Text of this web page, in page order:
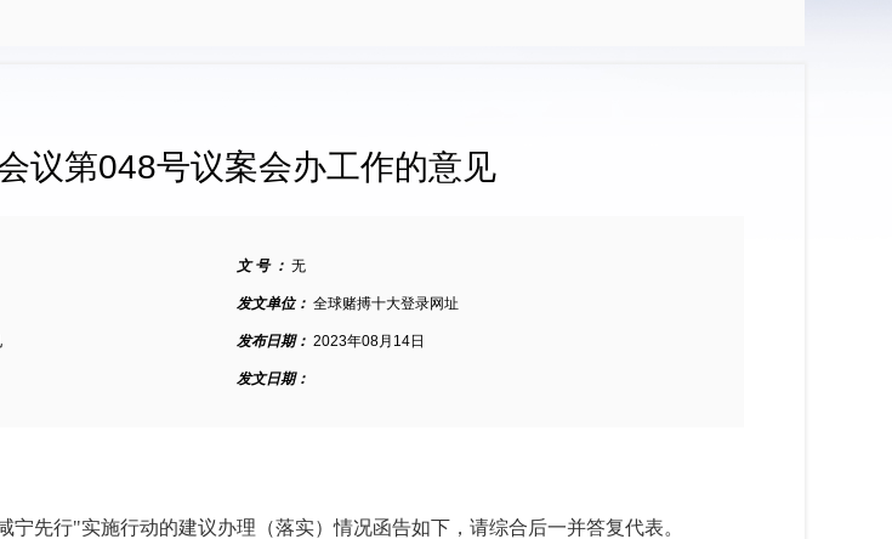
议第048号议案会办工作的意见
文 号 ： 无
发文单位： 全球赌搏十大登录网址
发布日期： 2023年08月14日
发文日期：
先行"实施行动的建议办理（落实）情况函告如下，请综合后一并答复代表。